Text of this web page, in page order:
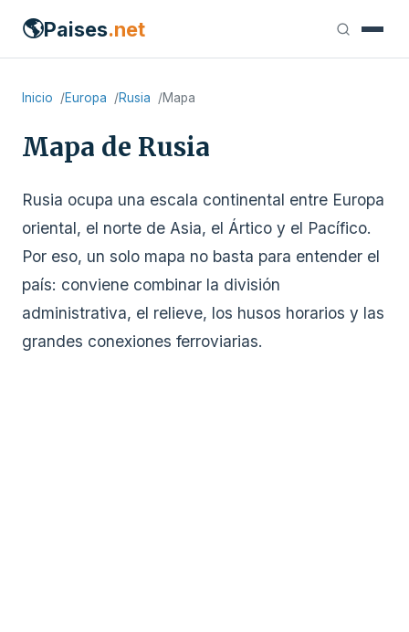
🌎Paises.net
Inicio Europa Rusia Mapa
Mapa de Rusia
Rusia ocupa una escala continental entre Europa
oriental, el norte de Asia, el Ártico y el Pacífico.
Por eso, un solo mapa no basta para entender el
país: conviene combinar la división
administrativa, el relieve, los husos horarios y las
grandes conexiones ferroviarias.